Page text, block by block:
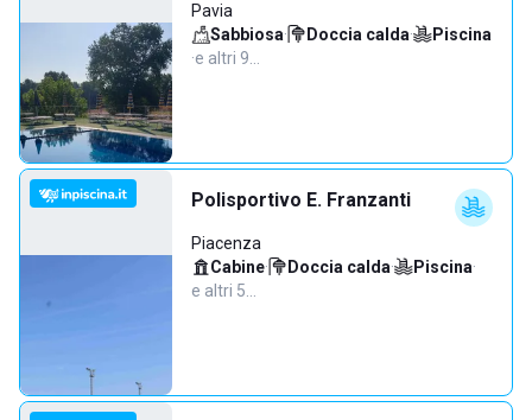
Pavia
Sabbiosa· Doccia calda·
Piscina
·e altri 9…
Polisportivo E. Franzanti
Piacenza
Cabine· Doccia calda· Piscina·
e altri 5…